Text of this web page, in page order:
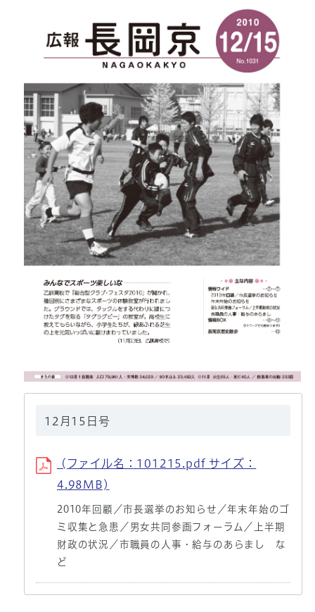
12月15日号
(ファイル名：101215.pdf サイズ：
4.98MB)
2010年回顧／市長選挙のお知らせ／年末年始のゴ
ミ収集と急患／男女共同参画フォーラム／上半期
財政の状況／市職員の人事・給与のあらまし な
ど